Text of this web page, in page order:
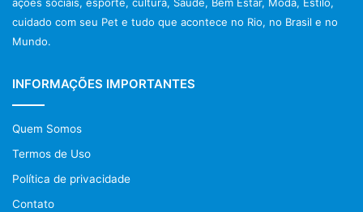
cuidado com seu Pet e tudo que acontece no Rio, no Brasil e no
Mundo.
INFORMAÇÕES IMPORTANTES
Quem Somos
Termos de Uso
Política de privacidade
Contato